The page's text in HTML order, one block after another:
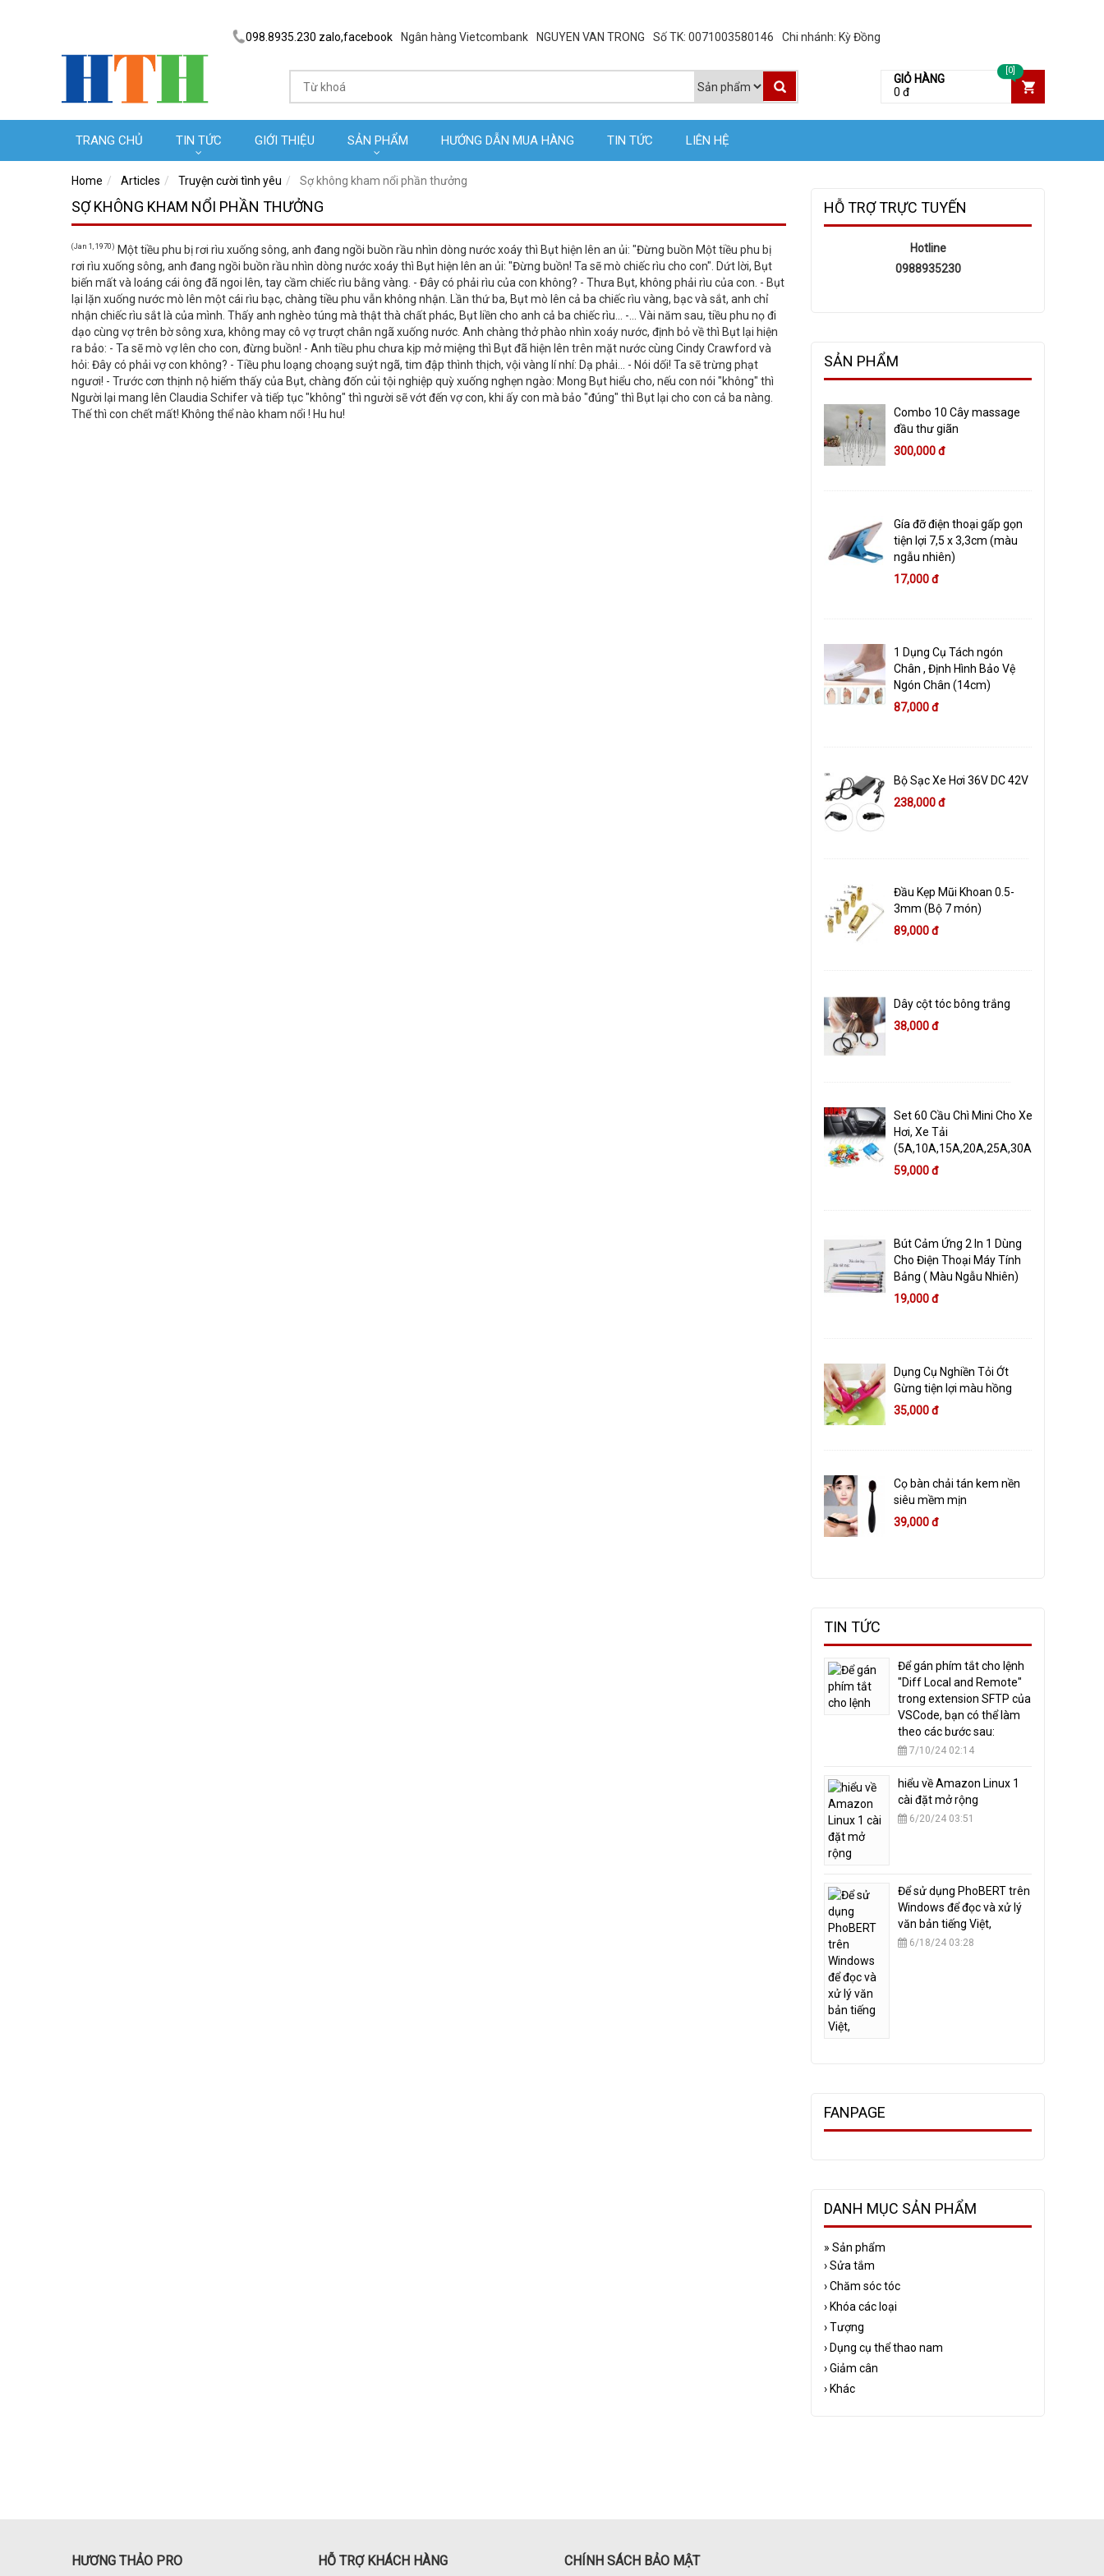
098.8935.230 zalo,facebook Ngân hàng Vietcombank NGUYEN VAN TRONG Số TK: 0071003580146 Chi nhánh: Kỳ Đồng
GIỎ HÀNG
0 đ
[0]
TRANG CHỦ TIN TỨC GIỚI THIỆU SẢN PHẨM HƯỚNG DẪN MUA HÀNG TIN TỨC LIÊN HỆ
Home Articles Truyện cười tình yêu Sợ không kham nổi phần thưởng
SỢ KHÔNG KHAM NỔI PHẦN THƯỞNG
(Jan 1, 1970) Một tiều phu bị rơi rìu xuống sông, anh đang ngồi buồn rầu nhìn dòng nước xoáy thì Bụt hiện lên an ủi: "Đừng buồn Một tiều phu bị
rơi rìu xuống sông, anh đang ngồi buồn rầu nhìn dòng nước xoáy thì Bụt hiện lên an ủi: "Đừng buồn! Ta sẽ mò chiếc rìu cho con". Dứt lời, Bụt
biến mất và loáng cái ông đã ngoi lên, tay cầm chiếc rìu bằng vàng. - Đây có phải rìu của con không? - Thưa Bụt, không phải rìu của con. - Bụt
lại lặn xuống nước mò lên một cái rìu bạc, chàng tiều phu vẫn không nhận. Lần thứ ba, Bụt mò lên cả ba chiếc rìu vàng, bạc và sắt, anh chỉ
nhận chiếc rìu sắt là của mình. Thấy anh nghèo túng mà thật thà chất phác, Bụt liền cho anh cả ba chiếc rìu... -... Vài năm sau, tiều phu nọ đi
dạo cùng vợ trên bờ sông xưa, không may cô vợ trượt chân ngã xuống nước. Anh chàng thở phào nhìn xoáy nước, định bỏ về thì Bụt lại hiện
ra bảo: - Ta sẽ mò vợ lên cho con, đừng buồn! - Anh tiều phu chưa kịp mở miệng thì Bụt đã hiện lên trên mặt nước cùng Cindy Crawford và
hỏi: Đây có phải vợ con không? - Tiều phu loạng choạng suýt ngã, tim đập thình thịch, vội vàng lí nhí: Dạ phải... - Nói dối! Ta sẽ trừng phạt
ngươi! - Trước cơn thịnh nộ hiếm thấy của Bụt, chàng đốn củi tội nghiệp quỳ xuống nghẹn ngào: Mong Bụt hiểu cho, nếu con nói "không" thì
Người lại mang lên Claudia Schifer và tiếp tục "không" thì người sẽ vớt đến vợ con, khi ấy con mà bảo "đúng" thì Bụt lại cho con cả ba nàng.
Thế thì con chết mất! Không thể nào kham nổi ! Hu hu!
HỖ TRỢ TRỰC TUYẾN
Hotline
0988935230
SẢN PHẨM
Combo 10 Cây massage
đầu thư giãn
300,000 đ
Gía đỡ điện thoại gấp gọn
tiện lợi 7,5 x 3,3cm (màu
ngẫu nhiên)
17,000 đ
1 Dụng Cụ Tách ngón
Chân , Định Hình Bảo Vệ
Ngón Chân (14cm)
87,000 đ
Bộ Sạc Xe Hơi 36V DC 42V
238,000 đ
Đầu Kẹp Mũi Khoan 0.5-
3mm (Bộ 7 món)
89,000 đ
Dây cột tóc bông trắng
38,000 đ
Set 60 Cầu Chì Mini Cho Xe
Hơi, Xe Tải
(5A,10A,15A,20A,25A,30A)
59,000 đ
Bút Cảm Ứng 2 In 1 Dùng
Cho Điện Thoại Máy Tính
Bảng ( Màu Ngẫu Nhiên)
19,000 đ
Dụng Cụ Nghiền Tỏi Ớt
Gừng tiện lợi màu hồng
35,000 đ
Cọ bàn chải tán kem nền
siêu mềm mịn
39,000 đ
TIN TỨC
​Để gán phím tắt cho lệnh
"Diff Local and Remote"
trong extension SFTP của
VSCode, bạn có thể làm
theo các bước sau:
7/10/24 02:14
hiểu về Amazon Linux 1
cài đặt mở rộng
6/20/24 03:51
​Để sử dụng PhoBERT trên
Windows để đọc và xử lý
văn bản tiếng Việt,
6/18/24 03:28
FANPAGE
DANH MỤC SẢN PHẨM
» Sản phẩm
›Sửa tắm
›Chăm sóc tóc
› Khóa các loại
›Tượng
› Dụng cụ thể thao nam
›Giảm cân
› Khác
HƯƠNG THẢO PRO HỖ TRỢ KHÁCH HÀNG CHÍNH SÁCH BẢO MẬT